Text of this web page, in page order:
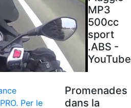
MP3
500cc
sport
.ABS -
YouTube
Promenades
dans la